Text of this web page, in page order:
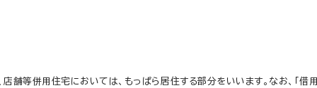
舗等併用住宅においては、もっぱら居住する部分をいいます。なお